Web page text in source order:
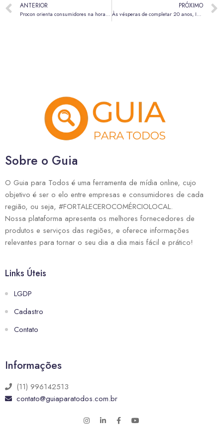
ANTERIOR
Procon orienta consumidores na hora das compras de fim de ano; veja seus direitos
PRÓXIMO
Às vésperas de completar 20 anos, Inhotim alcança recorde de visitação em 2025
Sobre o Guia
O Guia para Todos é uma ferramenta de mídia online, cujo
objetivo é ser o elo entre empresas e consumidores de cada
região, ou seja, #FORTALECEROCOMÉRCIOLOCAL.
Nossa plataforma apresenta os melhores fornecedores de
produtos e serviços das regiões, e oferece informações
relevantes para tornar o seu dia a dia mais fácil e prático!
Links Úteis
LGDP
Cadastro
Contato
Informações
(11) 996142513
contato@guiaparatodos.com.br